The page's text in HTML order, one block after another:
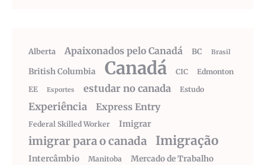
Alberta Apaixonados pelo Canadá BC Brasil
British Columbia Canadá CIC
Edmonton
EE
Esportes estudar no canada Estudo
Experiência Express Entry
Federal Skilled Worker Imigrar
imigrar para o canada Imigração
Intercâmbio Manitoba Mercado de Trabalho